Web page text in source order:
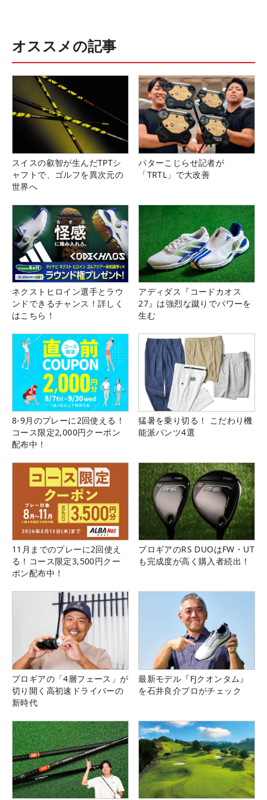
オススメの記事
スイスの叡智が生んだTPTシ
ャフトで、ゴルフを異次元の
世界へ
パターこじらせ記者が
「TRTL」で大改善
ネクストヒロイン選手とラウ
ンドできるチャンス！詳しく
はこちら！
アディダス『コードカオス
27』は強烈な蹴りでパワーを
生む
8-9月のプレーに2回使える！
コース限定2,000円クーポン
配布中！
猛暑を乗り切る！ こだわり機
能派パンツ4選
11月までのプレーに2回使え
る！コース限定3,500円クー
ポン配布中！
プロギアのRS DUOはFW・UT
も完成度が高く購入者続出！
プロギアの「4層フェース」が
切り開く高初速ドライバーの
新時代
最新モデル『FJクオンタム』
を石井良介プロがチェック